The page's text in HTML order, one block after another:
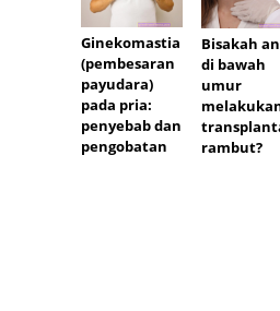
Ginekomastia
(pembesaran
payudara)
pada pria:
penyebab dan
pengobatan
Bisakah
di bawah
umur
rambut?